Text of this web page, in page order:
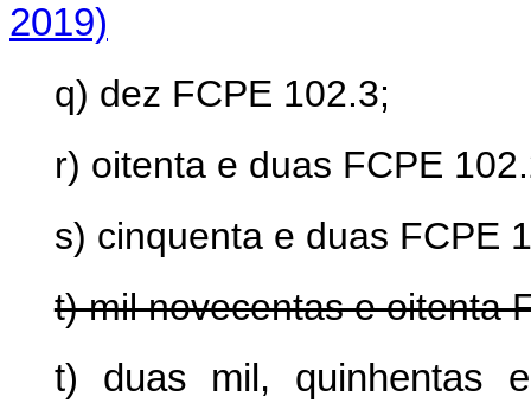
2019)
q) dez FCPE 102.3;
r) oitenta e duas FCPE
s) cinquenta e duas FCPE
t) mil novecentas e oitenta
t) duas mil, quinhentas